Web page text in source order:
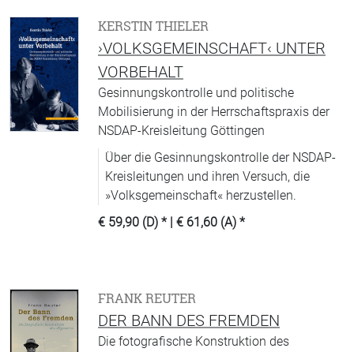
KERSTIN THIELER
›VOLKSGEMEINSCHAFT‹ UNTER
VORBEHALT
Gesinnungskontrolle und politische
Mobilisierung in der Herrschaftspraxis der
NSDAP-Kreisleitung Göttingen
Über die Gesinnungskontrolle der NSDAP-
Kreisleitungen und ihren Versuch, die
»Volksgemeinschaft« herzustellen.
€ 59,90 (D) * | € 61,60 (A) *
FRANK REUTER
DER BANN DES FREMDEN
Die fotografische Konstruktion des